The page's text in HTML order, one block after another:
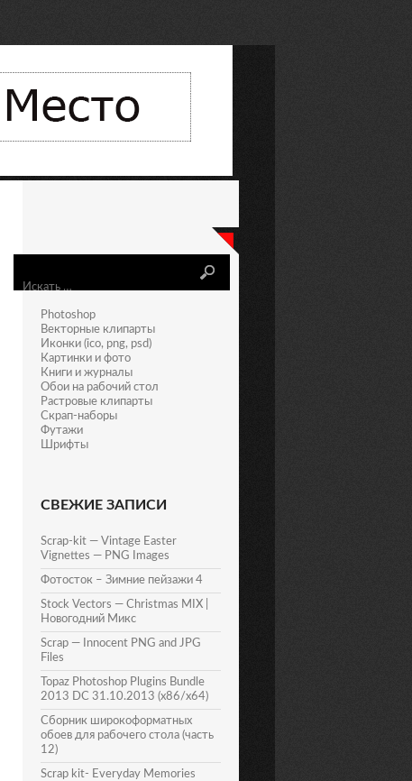
Photoshop
Векторные клипарты
Иконки (ico, png, psd)
Картинки и фото
Книги и журналы
Обои на рабочий стол
Растровые клипарты
Скрап-наборы
Футажи
Шрифты
СВЕЖИЕ ЗАПИСИ
Scrap-kit — Vintage Easter
Vignettes — PNG Images
Фотосток – Зимние пейзажи 4
Stock Vectors — Christmas MIX |
Новогодний Микс
Scrap — Innocent PNG and JPG
Files
Topaz Photoshop Plugins Bundle
2013 DC 31.10.2013 (x86/x64)
Сборник широкоформатных
обоев для рабочего стола (часть
12)
Scrap kit- Everyday Memories